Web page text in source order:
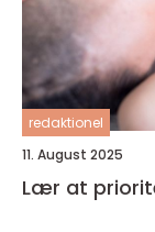
redaktionel
11. August 2025
Lær at